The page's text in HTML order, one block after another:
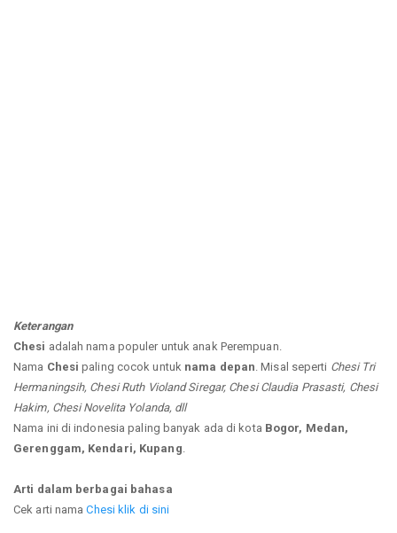
Keterangan
Chesi adalah nama populer untuk anak Perempuan.
Nama Chesi paling cocok untuk nama depan . Misal seperti Chesi Tri
Hermaningsih, Chesi Ruth Violand Siregar, Chesi Claudia Prasasti, Chesi
Hakim, Chesi Novelita Yolanda, dll
Nama ini di indonesia paling banyak ada di kota Bogor, Medan,
Gerenggam, Kendari, Kupang
Arti dalam berbagai bahasa
Cek arti namaChesi klik di sini